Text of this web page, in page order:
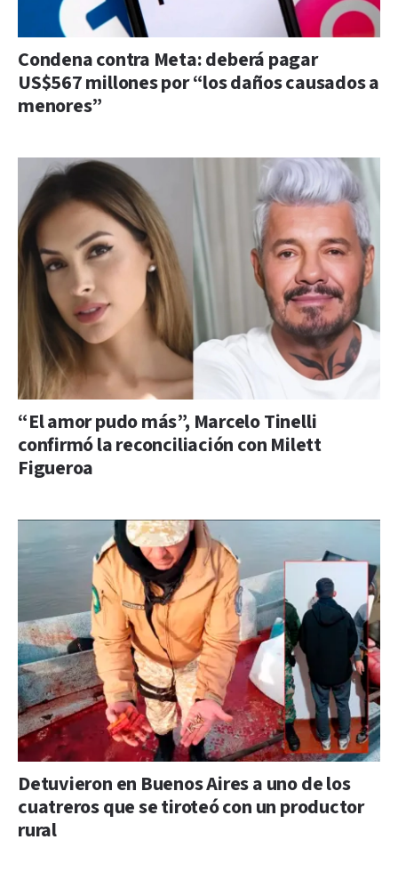
Condena contra Meta: deberá pagar
US$567 millones por “los daños causados a
menores”
“El amor pudo más”, Marcelo Tinelli
confirmó la reconciliación con Milett
Figueroa
Detuvieron en Buenos Aires a uno de los
cuatreros que se tiroteó con un productor
rural